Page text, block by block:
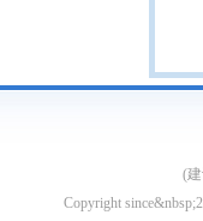
(
Copyright